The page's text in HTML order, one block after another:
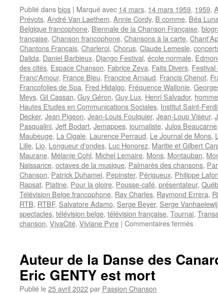
Publié dansbios | Marqué avec 14 mars, 14 mars 1959, 1959,
Prévots, André Van Laethem, Annie Cordy, B comme, Béa
Belgique francophone, Biennale de la Chanson Française,
française, Chanson francophone, Chansons à la carte,
Chantons Français, Charleroi, Chorus, Claude Lemesle,
Dalida, Daniel Barbieux, Django Festival, école normale,
des cités, Espace Chanson, Fabrice Zeva, Faits Divers,
Franc'Amour, France Bleu, Francine Arnaud, Francis Chenot,
Francofolies de Spa, Fred Hidalgo, Fréquence Wallonie,
Meys, Gil Cassan, Guy Géron, Guy Lux, Henri Salvador,
Hautes Etudes en Communications Sociales, Institut Saint-
Decker, Jean Pigeon, Jean-Louis Foulquier, Jean-Loup Viseur,
Pasqualini, Jeff Bodart, Jemappes, journaliste, Julos Beaucarne
Maubeuge, La Cigale, Laurence Perraud, Le Journal de Mons,
Lille, Lio, Longueur d'ondes, Luc Honorez, Maritie et Gilbert
Maurane, Mélanie Cohl, Michel Lemaire, Mons, Montauban,
Naissance, octaves de la musique, Palmarès des chansons,
Chanson, Patrick Duhamel, Pepinster, Périgueux, Philippe
Rapsat, Platine, Pour la gloire, Pousse-café, présentateur,
Télévision Belge francophone, Ray Charles, Raymond Errera,
RTB, RTBF, Salvatore Adamo, Serge Beyer, Serge
spectacles, télévision belge, télévision française, Tournai,
chanson, VivaCité, Viviane Pyre | Commentaires ferméssur
Auteur de la Danse des
Eric GENTY est mort
Publié le25 avril 2022par Passion Chanson